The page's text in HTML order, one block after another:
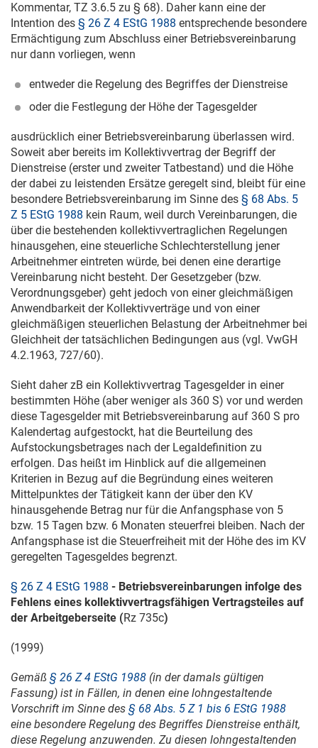
Kommentar, TZ 3.6.5 zu § 68). Daher kann eine der
Intention des § 26 Z 4 EStG 1988 entsprechende besondere
Ermächtigung zum Abschluss einer Betriebsvereinbarung
nur dann vorliegen, wenn
entweder die Regelung des Begriffes der Dienstreise
oder die Festlegung der Höhe der Tagesgelder
ausdrücklich einer Betriebsvereinbarung überlassen wird.
Soweit aber bereits im Kollektivvertrag der Begriff der
Dienstreise (erster und zweiter Tatbestand) und die Höhe
der dabei zu leistenden Ersätze geregelt sind, bleibt für eine
besondere Betriebsvereinbarung im Sinne des § 68 Abs. 5
Z 5 EStG 1988 kein Raum, weil durch Vereinbarungen, die
über die bestehenden kollektivvertraglichen Regelungen
hinausgehen, eine steuerliche Schlechterstellung jener
Arbeitnehmer eintreten würde, bei denen eine derartige
Vereinbarung nicht besteht. Der Gesetzgeber (bzw.
Verordnungsgeber) geht jedoch von einer gleichmäßigen
Anwendbarkeit der Kollektivverträge und von einer
gleichmäßigen steuerlichen Belastung der Arbeitnehmer bei
Gleichheit der tatsächlichen Bedingungen aus (vgl. VwGH
4.2.1963, 727/60).
Sieht daher zB ein Kollektivvertrag Tagesgelder in einer
bestimmten Höhe (aber weniger als 360 S) vor und werden
diese Tagesgelder mit Betriebsvereinbarung auf 360 S pro
Kalendertag aufgestockt, hat die Beurteilung des
Aufstockungsbetrages nach der Legaldefinition zu
erfolgen. Das heißt im Hinblick auf die allgemeinen
Kriterien in Bezug auf die Begründung eines weiteren
Mittelpunktes der Tätigkeit kann der über den KV
hinausgehende Betrag nur für die Anfangsphase von 5
bzw. 15 Tagen bzw. 6 Monaten steuerfrei bleiben. Nach der
Anfangsphase ist die Steuerfreiheit mit der Höhe des im KV
geregelten Tagesgeldes begrenzt.
§ 26 Z 4 EStG 1988 - Betriebsvereinbarungen infolge des
Fehlens eines kollektivvertragsfähigen Vertragsteiles auf
der Arbeitgeberseite (Rz 735c)
(1999)
Gemäß § 26 Z 4 EStG 1988 (in der damals gültigen
Fassung) ist in Fällen, in denen eine lohngestaltende
Vorschrift im Sinne des § 68 Abs. 5 Z 1 bis 6 EStG 1988
eine besondere Regelung des Begriffes Dienstreise enthält,
diese Regelung anzuwenden. Zu diesen lohngestaltenden